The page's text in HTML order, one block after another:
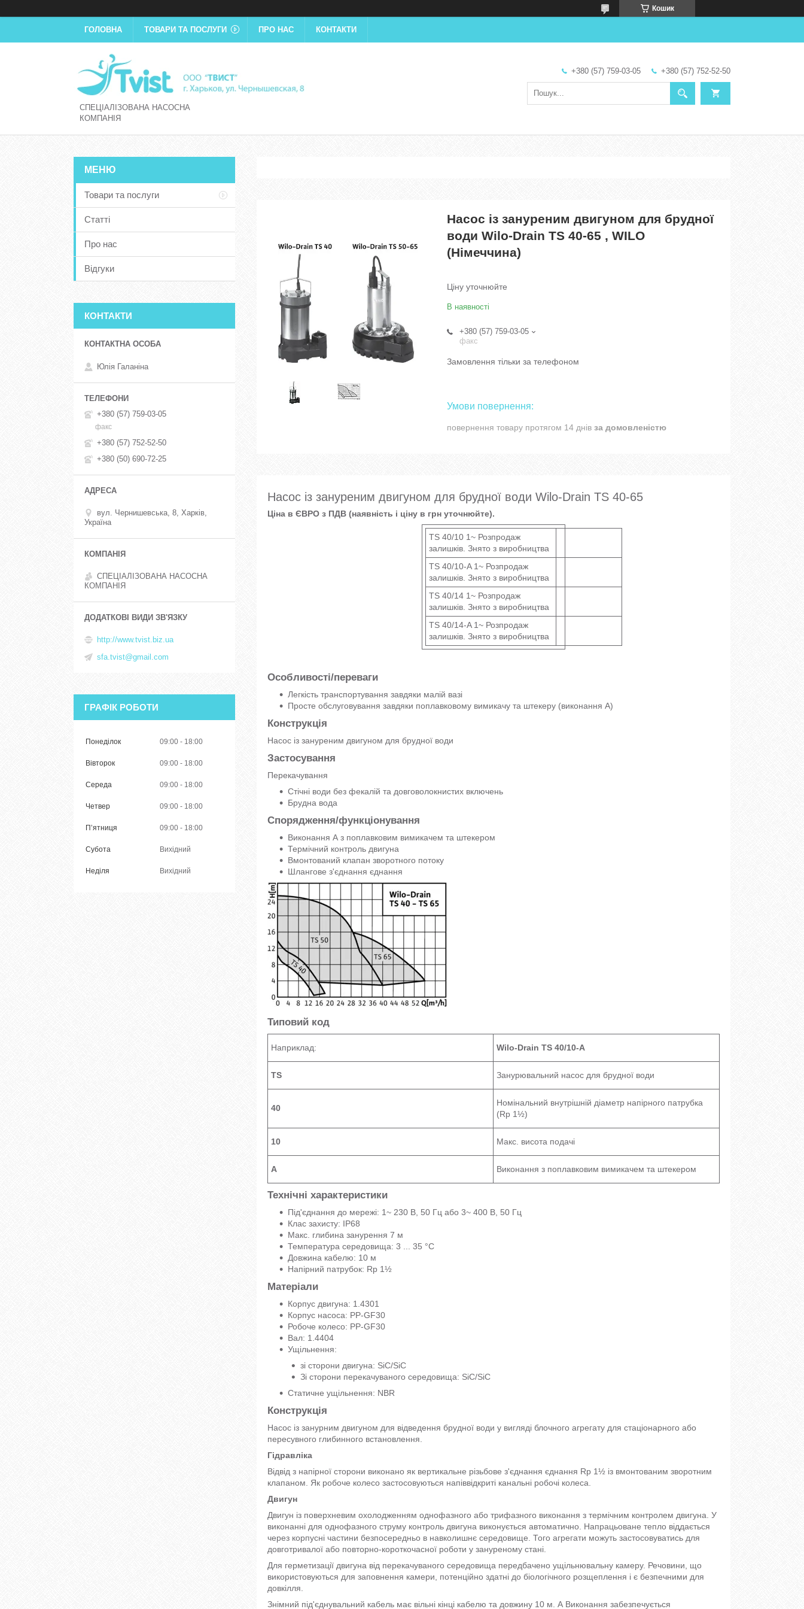
Кошик
ГОЛОВНА ТОВАРИ ТА ПОСЛУГИ ПРО НАС КОНТАКТИ
СПЕЦІАЛІЗОВАНА НАСОСНА
КОМПАНІЯ
+380 (57) 759-03-05 +380 (57) 752-52-50
Насос із зануреним двигуном для брудної
води Wilo-Drain TS 40-65 , WILO
(Німеччина)
Ціну уточнюйте
В наявності
+380 (57) 759-03-05
факс
Замовлення тільки за телефоном
повернення товару протягом 14 днів за домовленістю
Насос із зануреним двигуном для брудної води Wilo-Drain TS 40-65
Ціна в ЄВРО з ПДВ (наявність і ціну в грн уточнюйте).
TS 40/10 1~ Розпродаж
залишків. Знято з виробництва
TS 40/10-A 1~ Розпродаж
залишків. Знято з виробництва
TS 40/14 1~ Розпродаж
залишків. Знято з виробництва
TS 40/14-A 1~ Розпродаж
залишків. Знято з виробництва
Особливості/переваги
Легкість транспортування завдяки малій вазі
Просте обслуговування завдяки поплавковому вимикачу та штекеру (виконання A)
Конструкція
Насос із зануреним двигуном для брудної води
Застосування
Перекачування
Стічні води без фекалій та довговолокнистих включень
Брудна вода
Спорядження/функціонування
Виконання А з поплавковим вимикачем та штекером
Термічний контроль двигуна
Вмонтований клапан зворотного потоку
Шлангове з'єднання єднання
Типовий код
Наприклад: Wilo-Drain TS 40/10-A
TS Занурювальний насос для брудної води
40
Номінальний внутрішній діаметр напірного патрубка
(Rp 1½)
10 Макс. висота подачі
A Виконання з поплавковим вимикачем та штекером
Технічні характеристики
Під'єднання до мережі: 1~ 230 В, 50 Гц або 3~ 400 В, 50 Гц
Клас захисту: IP68
Макс. глибина занурення 7 м
Температура середовища: 3 ... 35 °C
Довжина кабелю: 10 м
Напірний патрубок: Rp 1½
Матеріали
Корпус двигуна: 1.4301
Корпус насоса: PP-GF30
Робоче колесо: PP-GF30
Вал: 1.4404
Ущільнення:
зі сторони двигуна: SiC/SiC
Зі сторони перекачуваного середовища: SiC/SiC
Статичне ущільнення: NBR
Конструкція
Насос із занурним двигуном для відведення брудної води у вигляді блочного агрегату для стаціонарного або
пересувного глибинного встановлення.
Гідравліка
Відвід з напірної сторони виконано як вертикальне різьбове з'єднання єднання Rp 1½ із вмонтованим зворотним
клапаном. Як робоче колесо застосовуються напіввідкриті канальні робочі колеса.
Двигун
Двигун із поверхневим охолодженням однофазного або трифазного виконання з термічним контролем двигуна. У
виконанні для однофазного струму контроль двигуна виконується автоматично. Напрацьоване тепло віддається
через корпусні частини безпосередньо в навколишнє середовище. Того агрегати можуть застосовуватись для
довготривалої або повторно-короткочасної роботи у зануреному стані.
Для герметизації двигуна від перекачуваного середовища передбачено ущільнювальну камеру. Речовини, що
використовуються для заповнення камери, потенційно здатні до біологічного розщеплення і є безпечними для
довкілля.
Знімний під'єднувальний кабель має вільні кінці кабелю та довжину 10 м. А Виконання забезпечується
Товари та послуги
Статті
Про нас
Відгуки
КОНТАКТИ
Юлія Галаніна
+380 (57) 759-03-05
факс
+380 (57) 752-52-50
+380 (50) 690-72-25
вул. Чернишевська, 8, Харків,
Україна
СПЕЦІАЛІЗОВАНА НАСОСНА
КОМПАНІЯ
http://www.tvist.biz.ua
sfa.tvist@gmail.com
ГРАФІК РОБОТИ
Понеділок 09:00 18:00
Вівторок 09:00 18:00
Середа 09:00 18:00
Четвер 09:00 18:00
Пʼятниця 09:00 18:00
Субота Вихідний
Неділя Вихідний